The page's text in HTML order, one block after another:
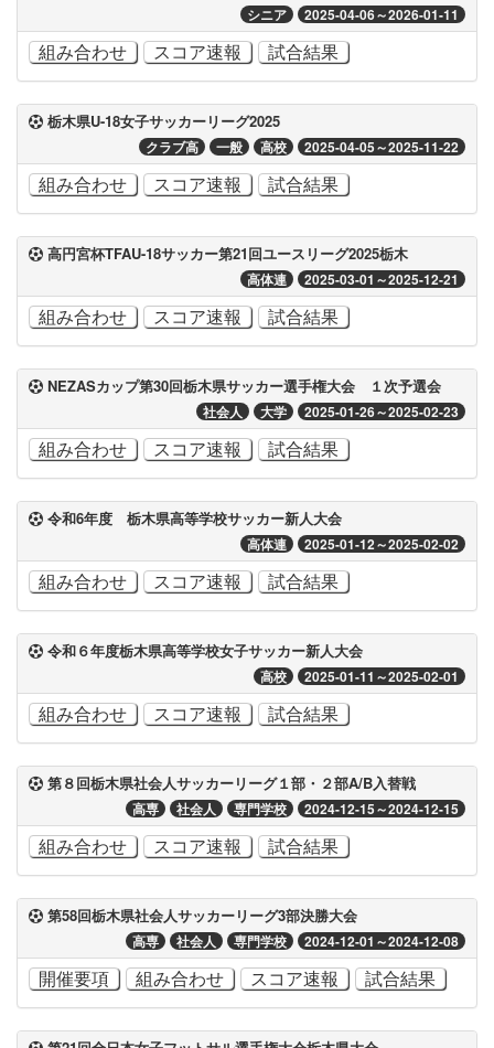
シニア 2025-04-06～2026-01-11
組み合わせ スコア速報 試合結果
栃木県U-18女子サッカーリーグ2025
クラブ高 一般 高校 2025-04-05～2025-11-22
組み合わせ スコア速報 試合結果
高円宮杯TFAU-18サッカー第21回ユースリーグ2025栃木
高体連 2025-03-01～2025-12-21
組み合わせ スコア速報 試合結果
NEZASカップ第30回栃木県サッカー選手権大会 １次予選会
社会人 大学 2025-01-26～2025-02-23
組み合わせ スコア速報 試合結果
令和6年度 栃木県高等学校サッカー新人大会
高体連 2025-01-12～2025-02-02
組み合わせ スコア速報 試合結果
令和６年度栃木県高等学校女子サッカー新人大会
高校 2025-01-11～2025-02-01
組み合わせ スコア速報 試合結果
第８回栃木県社会人サッカーリーグ１部・２部A/B入替戦
高専 社会人 専門学校 2024-12-15～2024-12-15
組み合わせ スコア速報 試合結果
第58回栃木県社会人サッカーリーグ3部決勝大会
高専 社会人 専門学校 2024-12-01～2024-12-08
開催要項 組み合わせ スコア速報 試合結果